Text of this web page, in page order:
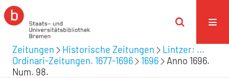
Zeitungen Historische Zeitungen
Lintzer: ...
Ordinari-Zeitungen. 1677-1696
1696
Anno 1696.
Num. 98.